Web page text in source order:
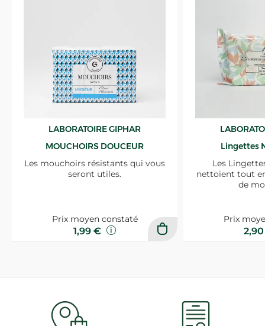
LABORATOIRE GIPHAR
MOUCHOIRS DOUCEUR
Les mouchoirs résistants qui vous
seront utiles.
Prix moyen constaté
1,99 €
Lingettes
Les
nettoient tout
de
Prix